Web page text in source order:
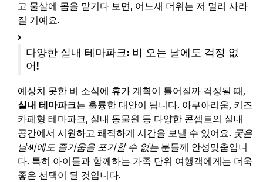
고 물살에 몸을 맡기다 보면, 어느새 더위는 저 멀리 사라
질 거예요.
다양한 실내 테마파크: 비 오는 날에도 걱정 없
어!
예상치 못한 비 소식에 휴가 계획이 틀어질까 걱정될 때,
실내 테마파크는 훌륭한 대안이 됩니다. 아쿠아리움, 키즈
카페형 테마파크, 실내 동물원 등 다양한 콘셉트의 실내
공간에서 시원하고 쾌적하게 시간을 보낼 수 있어요. 궂은
날씨에도 즐거움을 포기할 수 없는 분들께 안성맞춤입니
다. 특히 아이들과 함께하는 가족 단위 여행객에게는 더욱
좋은 선택이 될 것입니다.